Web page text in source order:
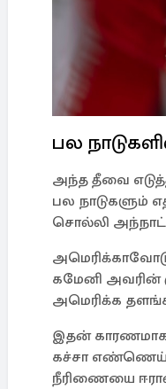
பல
அந்த தீவை
பல நாடுகளும்
சொல்லி
கமேனி அவரின்
அமெரிக்க
இதன் காரணமாக
கச்சா எண்ணெய்
நீரிணையை